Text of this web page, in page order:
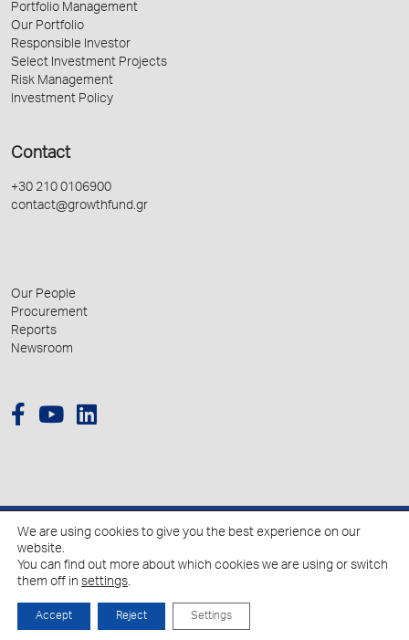
Portfolio Management
Our Portfolio
Responsible Investor
Select Investment Projects
Risk Management
Investment Policy
Contact
+30 210 0106900
contact@growthfund.gr
Our People
Procurement
Reports
Newsroom
We are using cookies to give you the best experience on our
website.
You can find out more about which cookies we are using or switch
them off in settings.
Accept Reject Settings